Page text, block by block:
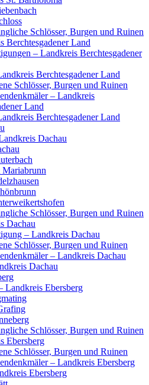
Schlösser, Burgen und Ruinen
Berchtesgadener Land
– Landkreis Berchtesgadener
Berchtesgadener Land
Schlösser, Burgen und Ruinen
– Landkreis
Land
Berchtesgadener Land
Dachau
Mariabrunn
Schlösser, Burgen und Ruinen
Dachau
– Landkreis Dachau
Schlösser, Burgen und Ruinen
– Landkreis Dachau
Dachau
Landkreis Ebersberg
Schlösser, Burgen und Ruinen
Ebersberg
Schlösser, Burgen und Ruinen
– Landkreis Ebersberg
Ebersberg